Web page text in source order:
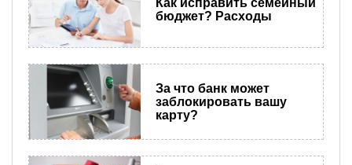
Как исправить семейный
бюджет? Расходы
За что банк может
заблокировать вашу
карту?